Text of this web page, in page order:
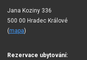
Jana Koziny 336
500 00 Hradec Králové
(mapa)
Rezervace ubytování: